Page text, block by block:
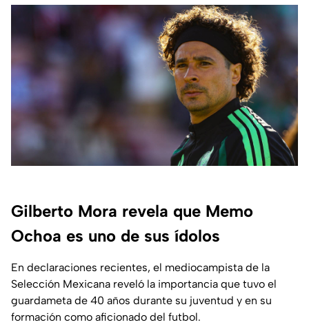
Gilberto Mora revela que Memo
Ochoa es uno de sus ídolos
En declaraciones recientes, el mediocampista de la
Selección Mexicana reveló la importancia que tuvo el
guardameta de 40 años durante su juventud y en su
formación como aficionado del futbol.